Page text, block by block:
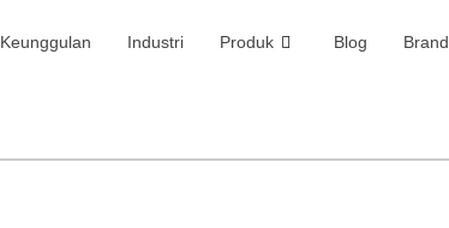
Keunggulan Industri Produk Blog Brand